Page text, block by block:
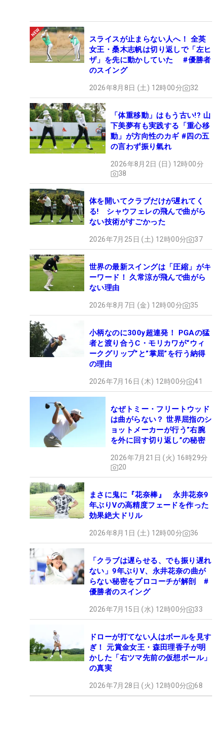
スライスが止まらない人へ！ 全英
女王・桑木志帆は切り返しで「左ヒ
ザ」を先に動かしていた #優勝者
のスイング
2026年8月8日 (土) 12時00分 32
「体重移動」はもう古い!? 山
下美夢有も実践する「重心移
動」が方向性のカギ #四の五
の言わず振り氣れ
2026年8月2日 (日) 12時00分
38
体を開いてクラブだけが遅れてく
る! シャウフェレの飛んで曲がら
ない技術がすごかった
2026年7月25日 (土) 12時00分 37
世界の最新スイングは「圧縮」がキ
ーワード！ 久常涼が飛んで曲がら
ない理由
2026年8月7日 (金) 12時00分 35
小柄なのに300y超連発！ PGAの猛
者と渡り合うC・モリカワが“ウィ
ークグリップ”と”掌屈”を行う納得
の理由
2026年7月16日 (木) 12時00分 41
なぜトミー・フリートウッド
は曲がらない？ 世界屈指のシ
ョットメーカーが行う”右腕
を外に回す切り返し”の秘密
2026年7月21日 (火) 16時29分
20
まさに鬼に『花奈棒』 永井花奈9
年ぶりVの高精度フェードを作った
効果絶大ドリル
2026年8月1日 (土) 12時00分 36
「クラブは遅らせる、でも振り遅れ
ない」9年ぶりV、永井花奈の曲が
らない秘密をプロコーチが解剖 #
優勝者のスイング
2026年7月15日 (水) 12時00分 33
ドローが打てない人はボールを見す
ぎ！ 元賞金女王・森田理香子が明
かした「右ツマ先前の仮想ボール」
の真実
2026年7月28日 (火) 12時00分 68